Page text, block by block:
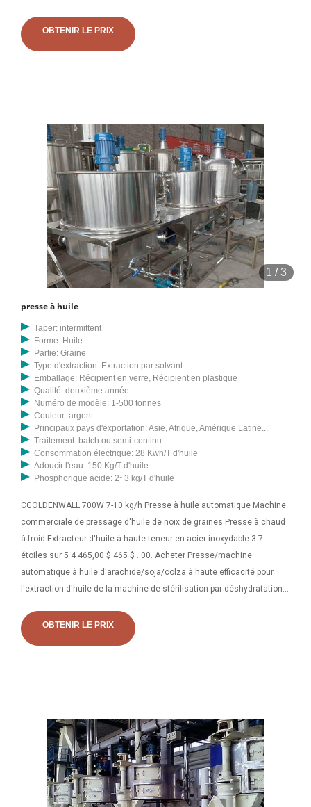
colza pressés. Machine de presse à huile de pressage d'huile d'acier
inoxydable de presse à huile de ménage commercial à haut
presseurs d'huile-Xiamen Greatbond Technology Co., Ltd.
OBTENIR LE PRIX
1 /3
presse à huile
Taper: intermittent
Forme: Huile
Partie: Graine
Type d'extraction: Extraction par solvant
Emballage: Récipient en verre, Récipient en plastique
Qualité: deuxième année
Numéro de modèle: 1-500 tonnes
Couleur: argent
Principaux pays d'exportation: Asie, Afrique, Amérique Latine...
Traitement: batch ou semi-continu
Consommation électrique: 28 Kwh/T d'huile
Adoucir l'eau: 150 Kg/T d'huile
Phosphorique acide: 2~3 kg/T d'huile
CGOLDENWALL 700W 7-10 kg/h Presse à huile automatique Machine
commerciale de pressage d'huile de noix de graines Presse à chaud
à froid Extracteur d'huile à haute teneur en acier inoxydable 3.7
étoiles sur 5 4 465,00 $ 465 $ . 00. Acheter Presse/machine
automatique à huile d'arachide/soja/colza à haute efficacité pour
l'extraction d'huile de la machine de stérilisation par déshydratation
OBTENIR LE PRIX